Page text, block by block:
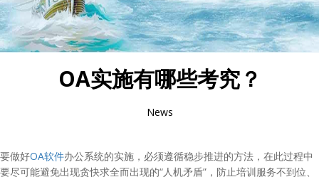
OA实施有哪些考究？
News
要做好OA软件办公系统的实施，必须遵循稳步推进的方法，在此过程中
要尽可能避免出现贪快求全而出现的“人机矛盾”，防止培训服务不到位、